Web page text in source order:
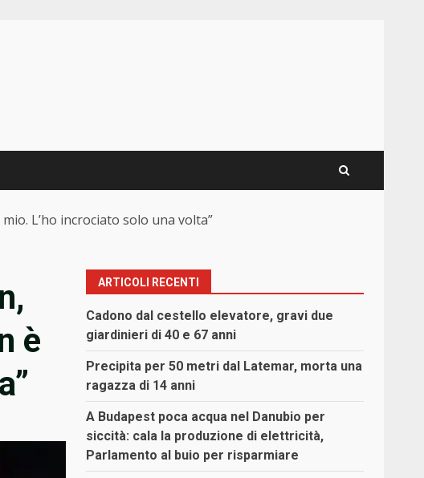
L’ho incrociato solo una volta”
è
ARTICOLI RECENTI
Cadono dal cestello elevatore, gravi due
giardinieri di 40 e 67 anni
Precipita per 50 metri dal Latemar, morta una
ragazza di 14 anni
A Budapest poca acqua nel Danubio per
siccità: cala la produzione di elettricità,
Parlamento al buio per risparmiare